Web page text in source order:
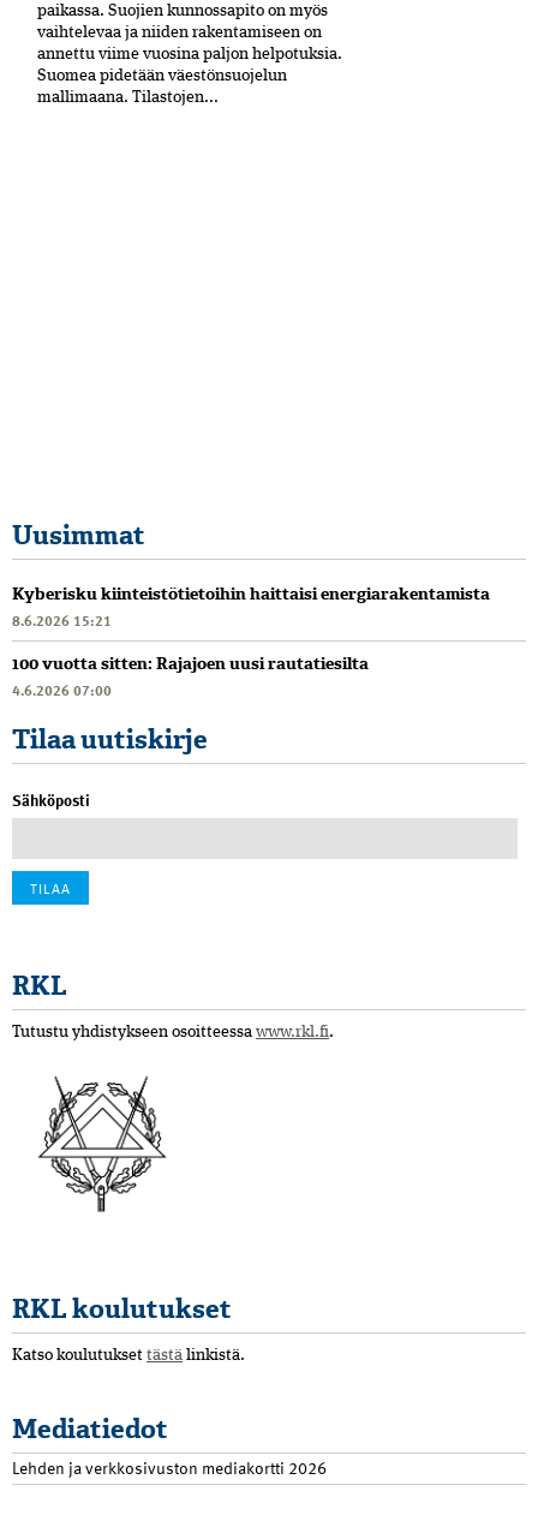
paikassa. Suojien kunnossapito on myös
vaihtelevaa ja niiden rakentamiseen on
annettu viime vuosina paljon helpotuksia.
Suomea pidetään väestönsuojelun
mallimaana. Tilastojen...
Uusimmat
Kyberisku kiinteistötietoihin haittaisi energiarakentamista
8.6.2026 15:21
100 vuotta sitten: Rajajoen uusi rautatiesilta
4.6.2026 07:00
Tilaa uutiskirje
Sähköposti
RKL
Tutustu yhdistykseen osoitteessa www.rkl.fi.
RKL koulutukset
Katso koulutukset tästä linkistä.
Mediatiedot
Lehden ja verkkosivuston mediakortti 2026